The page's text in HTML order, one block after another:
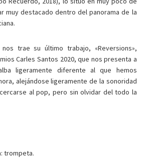
muy destacado dentro del panorama de la
nos trae su último trabajo, «Reversions»,
Carles Santos 2020, que nos presenta a
ligeramente diferente al que hemos
alejándose ligeramente de la sonoridad
al pop, pero sin olvidar del todo la
trompeta.